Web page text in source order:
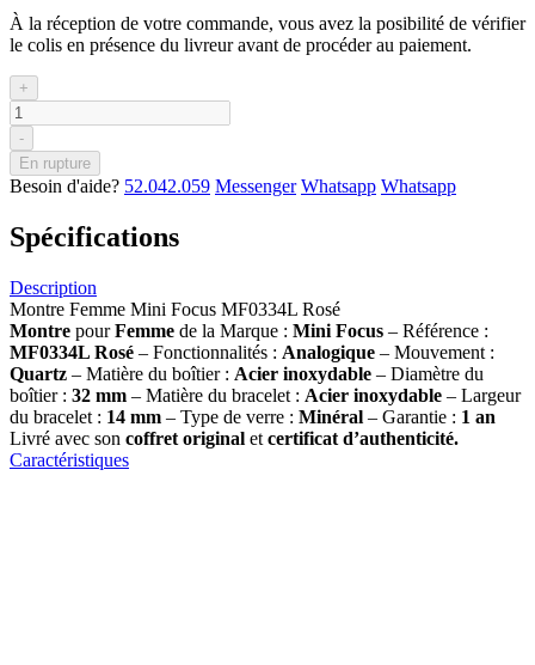
À la réception de votre commande, vous avez la posibilité de vérifier
le colis en présence du livreur avant de procéder au paiement.
+
-
En rupture
Besoin d'aide? 52.042.059 Messenger Whatsapp Whatsapp
Spécifications
Description
Montre Femme Mini Focus MF0334L Rosé
Montre pourFemme de la Marque : Mini Focus – Référence :
MF0334L Rosé – Fonctionnalités : Analogique – Mouvement :
Quartz – Matière du boîtier : Acier inoxydable – Diamètre du
boîtier : 32 mm – Matière du bracelet : Acier inoxydable – Largeur
du bracelet : 14 mm – Type de verre : Minéral – Garantie : 1 an
Livré avec son coffret original et certificat d’authenticité.
Caractéristiques